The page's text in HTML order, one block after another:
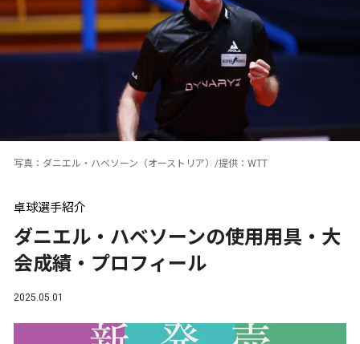
写真：ダニエル・ハベソーン（オーストリア）/提供：WTT
卓球選手紹介
ダニエル・ハベソーンの使用用具・大
会成績・プロフィール
2025.05.01